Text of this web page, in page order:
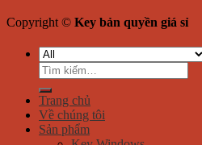
Copyright © Key bản quyền giá sỉ
Tìm
kiếm:
Trang chủ
Về chúng tôi
Sản phẩm